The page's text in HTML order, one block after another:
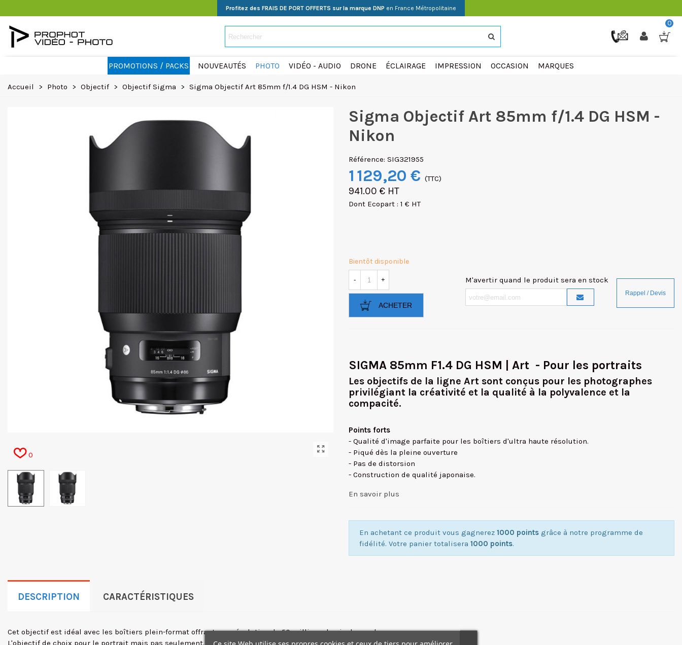
Profitez des FRAIS DE PORT OFFERTS sur la marque DNP en France Métropolitaine
0
PROMOTIONS / PACKS NOUVEAUTÉS PHOTO VIDÉO - AUDIO DRONE ÉCLAIRAGE IMPRESSION OCCASION MARQUES
Accueil > Photo > Objectif > Objectif Sigma > Sigma Objectif Art 85mm f/1.4 DG HSM - Nikon
0
Sigma Objectif Art 85mm f/1.4 DG HSM -
Nikon
Référence: SIG321955
1 129,20 € (TTC)
941.00 € HT
Dont Ecopart : 1 € HT
Bientôt disponible
- +
ACHETER
M'avertir quand le produit sera en stock
SIGMA 85mm F1.4 DG HSM | Art - Pour les portraits
Les objectifs de la ligne Art sont conçus pour les photographes
privilégiant la créativité et la qualité à la polyvalence et la
compacité.
Points forts
- Qualité d'image parfaite pour les boîtiers d'ultra haute résolution.
- Piqué dès la pleine ouverture
- Pas de distorsion
- Construction de qualité japonaise.
En savoir plus
En achetant ce produit vous gagnerez 1000 points grâce à notre programme de
fidélité. Votre panier totalisera 1000 points.
DESCRIPTION CARACTÉRISTIQUES
Cet objectif est idéal avec les boîtiers plein-format offrant une résolution de 50 millions de pixels ou plus.
L'objectif de choix pour le portrait mais pas seulement.